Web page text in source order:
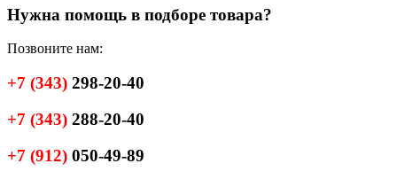
Нужна помощь в подборе товара?
Позвоните нам:
+7 (343) 298-20-40
+7 (343) 288-20-40
+7 (912) 050-49-89